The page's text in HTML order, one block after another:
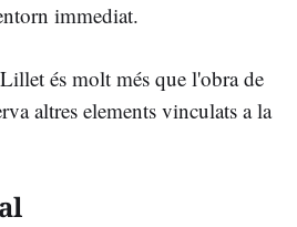
immediat.
és molt més que l'obra de
altres elements vinculats a la